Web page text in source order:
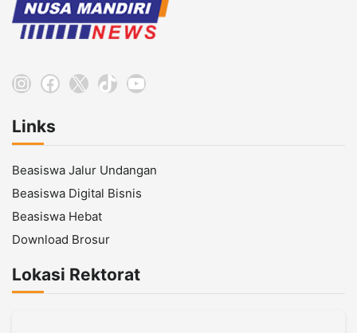
Instagram
Facebook
X TikTokYouTube
Links
Beasiswa Jalur Undangan
Beasiswa Digital Bisnis
Beasiswa Hebat
Download Brosur
Lokasi Rektorat